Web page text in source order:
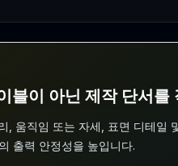
블이 아닌 제작 단서를
, 움직임 또는 자세, 표면 디테일
출력 안정성을 높입니다.